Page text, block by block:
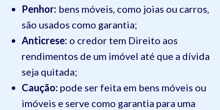
Penhor: bens móveis, como joias ou carros,
são usados como garantia;
Anticrese: o credor tem Direito aos
rendimentos de um imóvel até que a dívida
seja quitada;
Caução: pode ser feita em bens móveis ou
imóveis e serve como garantia para uma